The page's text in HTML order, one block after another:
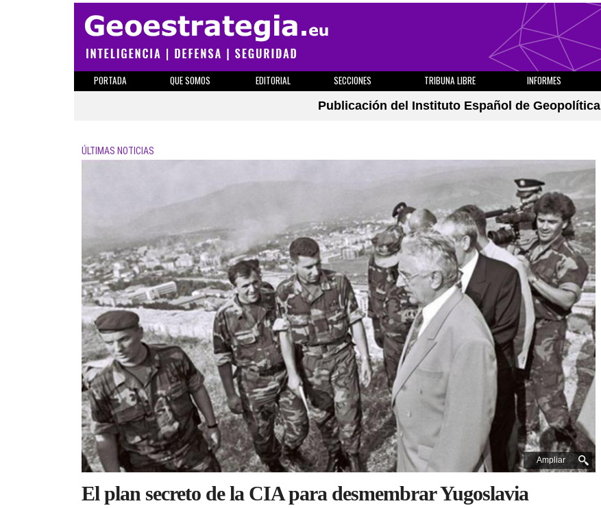
PORTADA QUE SOMOS EDITORIAL SECCIONES TRIBUNA LIBRE INFORMES
Publicación del Instituto Español de Geopolítica
ÚLTIMAS NOTICIAS
Ampliar
El plan secreto de la CIA para desmembrar Yugoslavia